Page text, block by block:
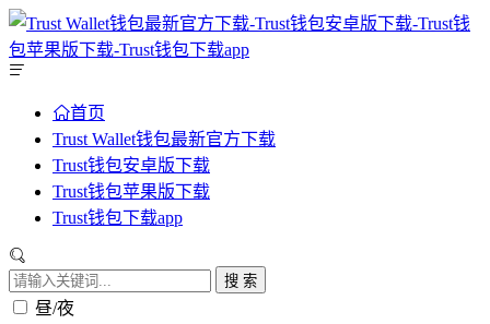
首页
Trust Wallet钱包最新官方下载
Trust钱包安卓版下载
Trust钱包苹果版下载
Trust钱包下载app
搜 索
昼/夜